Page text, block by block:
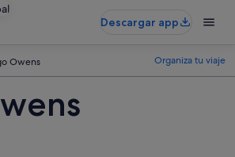
Descargar app
Owens Organiza tu viaje